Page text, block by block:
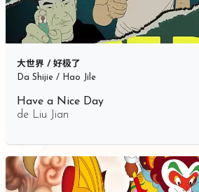
大世界 / 好极了
Da Shijie / Hao Jile
Have a Nice Day
de Liu Jian